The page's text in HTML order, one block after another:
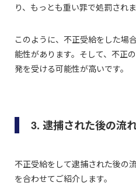
り、もっとも重い罪で処罰され
このように、不正受給をした場
能性があります。そして、不正
発を受ける可能性が高いです。
3. 逮捕された後の流
不正受給をして逮捕された後の
を合わせてご紹介します。